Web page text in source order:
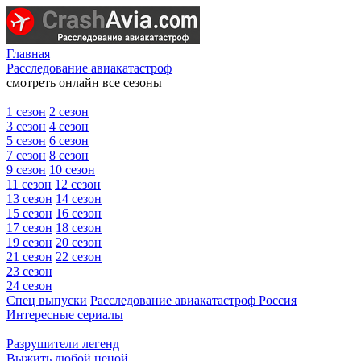
Главная
Расследование авиакатастроф
смотреть онлайн все сезоны
1 сезон 2 сезон
3 сезон 4 сезон
5 сезон 6 сезон
7 сезон 8 сезон
9 сезон 10 сезон
11 сезон 12 сезон
13 сезон 14 сезон
15 сезон 16 сезон
17 сезон 18 сезон
19 сезон 20 сезон
21 сезон 22 сезон
23 сезон
24 сезон
Спец выпуски Расследование авиакатастроф Россия
Интересные сериалы
Разрушители легенд
Выжить любой ценой